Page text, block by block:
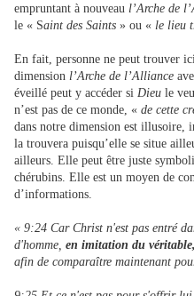
empruntant à nouveau l’Arche de
le « Saint des Saints » ou « le lieu
En fait, personne ne peut trouver
dimension l’Arche de l’Alliance
éveillé peut y accéder si Dieu le
n’est pas de ce monde, « de cette
dans notre dimension est illusoire,
la trouvera puisqu’elle se situe
ailleurs. Elle peut être juste
chérubins. Elle est un moyen de
d’informations.
« 9:24 Car Christ n'est pas entré
d'homme, en imitation du véritable,
afin de comparaître maintenant